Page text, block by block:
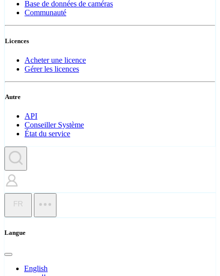
Base de données de caméras
Communauté
Licences
Acheter une licence
Gérer les licences
Autre
API
Conseiller Système
État du service
FR
Langue
English